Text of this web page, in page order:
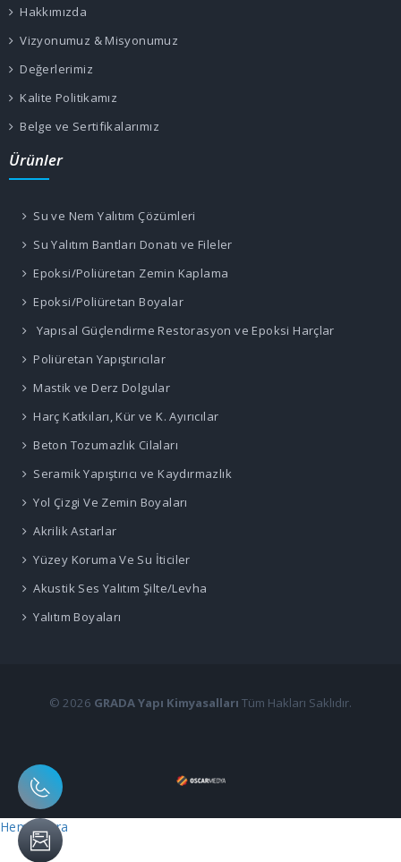
Hakkımızda
Vizyonumuz & Misyonumuz
Değerlerimiz
Kalite Politikamız
Belge ve Sertifikalarımız
Ürünler
Su ve Nem Yalıtım Çözümleri
Su Yalıtım Bantları Donatı ve Fileler
Epoksi/Poliüretan Zemin Kaplama
Epoksi/Poliüretan Boyalar
Yapısal Güçlendirme Restorasyon ve Epoksi Harçlar
Poliüretan Yapıştırıcılar
Mastik ve Derz Dolgular
Harç Katkıları, Kür ve K. Ayırıcılar
Beton Tozumazlık Cilaları
Seramik Yapıştırıcı ve Kaydırmazlık
Yol Çizgi Ve Zemin Boyaları
Akrilik Astarlar
Yüzey Koruma Ve Su İticiler
Akustik Ses Yalıtım Şilte/Levha
Yalıtım Boyaları
© 2026 GRADA Yapı Kimyasalları Tüm Hakları Saklıdır.
Hemen Ara